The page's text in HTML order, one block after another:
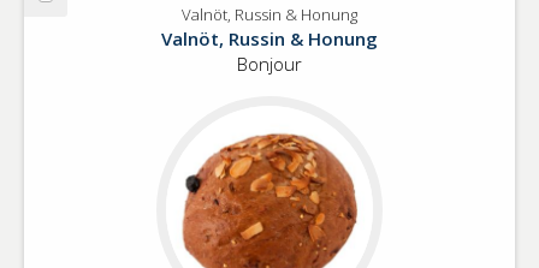
Välj
Valnöt, Russin & Honung
Valnöt, Russin & Honung
Bonjour